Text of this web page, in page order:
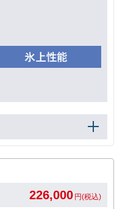
226,000 円(税込)